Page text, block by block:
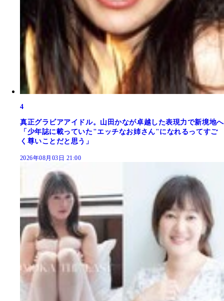
4
真正グラビアアイドル。山田かなが卓越した表現力で新境地へ
「少年誌に載っていた"エッチなお姉さん"になれるってすご
く尊いことだと思う」
2026年08月03日 21:00